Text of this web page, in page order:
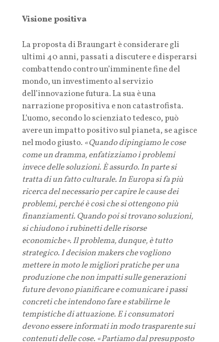
Visione positiva
La proposta di Braungart è considerare gli
ultimi 40 anni, passati a discutere e disperarsi
combattendo contro un’imminente fine del
mondo, un investimento al servizio
dell’innovazione futura. La sua è una
narrazione propositiva e non catastrofista.
L’uomo, secondo lo scienziato tedesco, può
avere un impatto positivo sul pianeta, se agisce
nel modo giusto. «Quando dipingiamo le cose
come un dramma, enfatizziamo i problemi
invece delle soluzioni. È assurdo. In parte si
tratta di un fatto culturale. In Europa si fa più
ricerca del necessario per capire le cause dei
problemi, perché è così che si ottengono più
finanziamenti. Quando poi si trovano soluzioni,
si chiudono i rubinetti delle risorse
economiche». Il problema, dunque, è tutto
strategico. I decision makers che vogliono
mettere in moto le migliori pratiche per una
produzione che non impatti sulle generazioni
future devono pianificare e comunicare i passi
concreti che intendono fare e stabilirne le
tempistiche di attuazione. E i consumatori
devono essere informati in modo trasparente sui
contenuti delle cose. «Partiamo dal presupposto